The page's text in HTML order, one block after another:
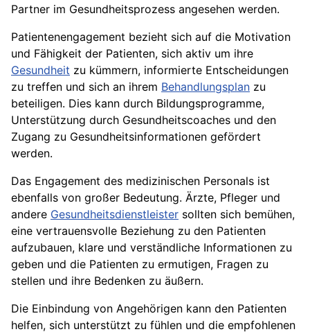
Partner im Gesundheitsprozess angesehen werden.
Patientenengagement bezieht sich auf die Motivation
und Fähigkeit der Patienten, sich aktiv um ihre
Gesundheit zu kümmern, informierte Entscheidungen
zu treffen und sich an ihrem Behandlungsplan zu
beteiligen. Dies kann durch Bildungsprogramme,
Unterstützung durch Gesundheitscoaches und den
Zugang zu Gesundheitsinformationen gefördert
werden.
Das Engagement des medizinischen Personals ist
ebenfalls von großer Bedeutung. Ärzte, Pfleger und
andere Gesundheitsdienstleister sollten sich bemühen,
eine vertrauensvolle Beziehung zu den Patienten
aufzubauen, klare und verständliche Informationen zu
geben und die Patienten zu ermutigen, Fragen zu
stellen und ihre Bedenken zu äußern.
Die Einbindung von Angehörigen kann den Patienten
helfen, sich unterstützt zu fühlen und die empfohlenen